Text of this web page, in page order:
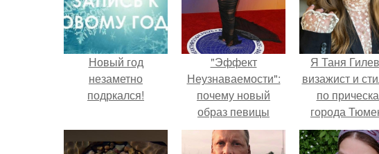
Новый год
незаметно
подркался!
"Эффект
Неузнаваемости":
почему новый
образ певицы
вызвал споры о
гранях
Я Таня
визажист и
по
города